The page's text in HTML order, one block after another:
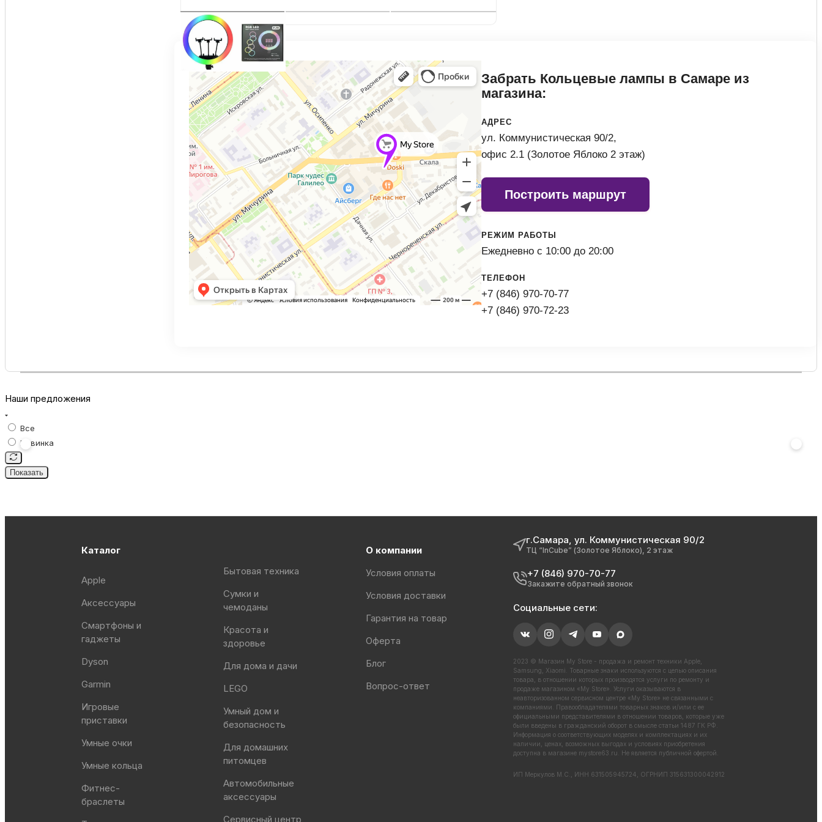
Сервисный центр Apple в Самаре
Аудио
Забрать Кольцевые лампы в Самаре из
магазина:
АДРЕС
ул. Коммунистическая 90/2,
офис 2.1 (Золотое Яблоко 2 этаж)
Построить маршрут
РЕЖИМ РАБОТЫ
Ежедневно с 10:00 до 20:00
ТЕЛЕФОН
+7 (846) 970-70-77
+7 (846) 970-72-23
Наши предложения
Все
Новинка
Показать
Каталог
Apple
Аксессуары
Смартфоны и
гаджеты
Dyson
Garmin
Игровые
приставки
Умные очки
Умные кольца
Фитнес-
браслеты
Бытовая техника
Сумки и
чемоданы
Красота и
здоровье
Для дома и дачи
LEGO
Умный дом и
безопасность
Для домашних
питомцев
Автомобильные
аксессуары
Сервисный центр
О компании
Условия оплаты
Условия доставки
Гарантия на товар
Оферта
Блог
Вопрос-ответ
г.Самара, ул. Коммунистическая 90/2
ТЦ “InCube” (Золотое Яблоко), 2 этаж
+7 (846) 970-70-77
Закажите обратный звонок
Социальные сети:
2023 © Магазин My Store - продажа и ремонт техники Apple,
Samsung, Xiaomi. Товарные знаки используются с целью описания
товара, в отношении которых производятся услуги по ремонту и
продаже магазином «My Store». Услуги оказываются в
неавторизованном сервисном центре «My Store» не связанными с
компаниями. Правообладателями товарных знаков и/или с ее
официальными представителями в отношении товаров, которые уже
были введены в гражданский оборот в смысле статьи 1487 ГК РФ.
Информация о соответствующих моделях и комплектациях и их
наличии, ценах, возможных выгодах и условиях приобретения
доступна в магазине mystore63.ru . Не является публичной офертой.
ИП Меркулов М.С., ИНН 631505945724, ОГРНИП 315631300042912